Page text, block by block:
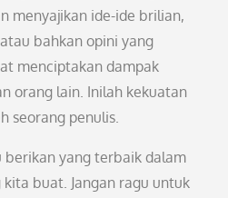
menyajikan ide-ide brilian,
bahkan opini yang
menciptakan dampak
orang lain. Inilah kekuatan
seorang penulis.
berikan yang terbaik dalam
buat. Jangan ragu untuk